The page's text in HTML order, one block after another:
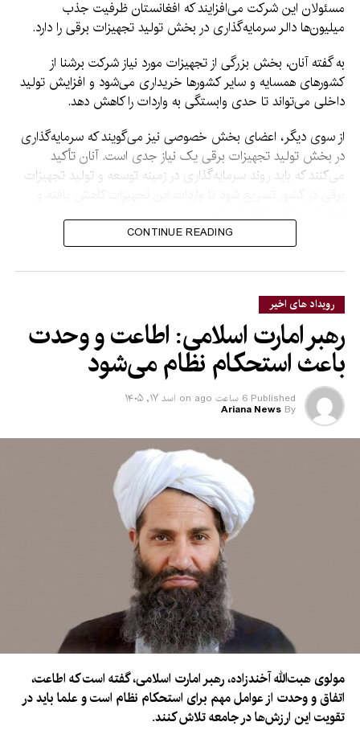
مسئولان این شرکت می‌افزایند که افغانستان ظرفیت جذب
میلیون‌ها دالر سرمایه‌گذاری در بخش تولید تجهیزات برقی را دارد.
به گفته آنان، بخش بزرگی از تجهیزات مورد نیاز شرکت برشنا از
کشورهای همسایه و سایر کشورها خریداری می‌شود و افزایش تولید
داخلی می‌تواند تا حدی وابستگی به واردات را کاهش دهد.
از سوی دیگر، اعضای بخش خصوصی نیز می‌گویند که سرمایه‌گذاری
در بخش تولید تجهیزات برقی یک نیاز جدی است. آنان تأکید
می‌کنند که باید روند سرمایه‌گذاری در زمینه توسعه و تولید تجهیزات
تولیدات داخلی افزایش یابد.
به گفته آنان، این اقدام افزون بر کاهش وابستگی به واردات، زمینه
اشتغال برای هزاران نفر را نیز فراهم خواهد کرد.
تحلیلگران اقتصادی نیز می‌گویند که در کنار تولید برق، باید ظرفیت
سرمایه‌گذاری در بخش تولید تجهیزات مورد استفاده در تولید و
انتقال برق افزایش یابد تا تجهیزات برقی تولید داخل در بازارهای
کشور عرضه شده و از واردات محصولات خارجی جلوگیری شود.
در حال حاضر، تجهیزات برقی از کشورهای مختلف، از جمله چین،
ایران و ترکیه، به افغانستان وارد می‌شود.
CONTINUE READING
رویداد های اخیر
رهبر امارت اسلامی: اطاعت و وحدت
باعث استحکام نظام می‌شود
Published 6 ساعت ago on اسد ۱۷, ۱۴۰۵
By
Ariana News
مولوی هبت‌الله آخندزاده، رهبر امارت اسلامی، گفته است که اطاعت،
اتفاق و وحدت از عوامل مهم برای استحکام نظام است و علما باید در
تقویت این ارزش‌ها در جامعه تلاش کنند.